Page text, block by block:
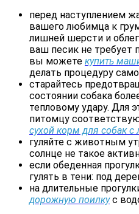
перед наступлением
вашего любимца к
лишней шерсти и
ваш песик не требует
вы можете купить
делать процедуру
старайтесь
состоянии собака
тепловому удару. Для
питомцу
сухой корм для собак
гуляйте с животным
солнце не такое
если обеденная
гулять в тени: под
на длительные
дорожную поилкус